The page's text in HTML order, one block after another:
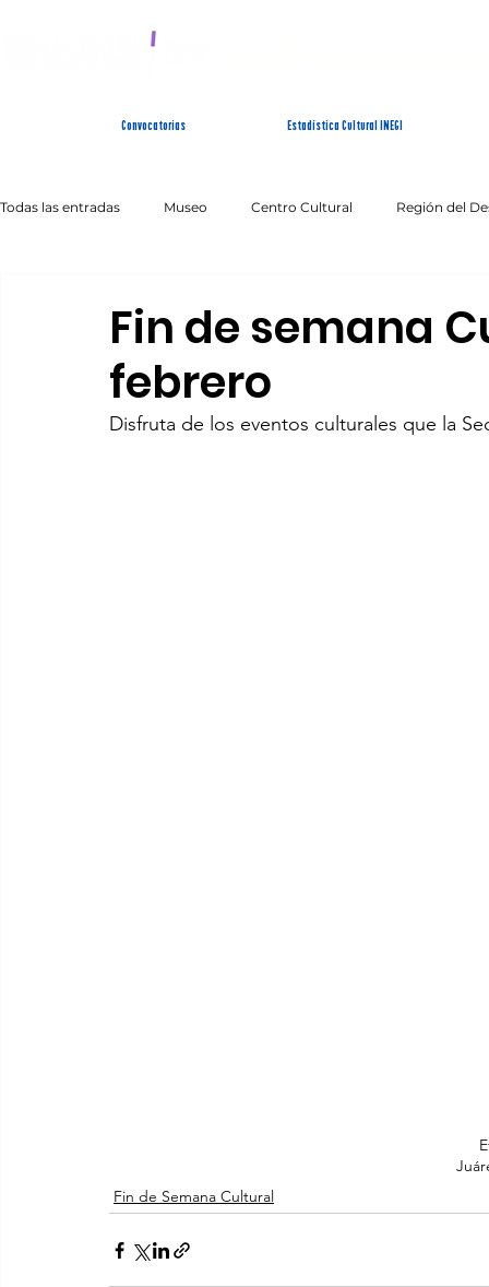
Convocatorias Estadística Cultural INEGI
Todas las entradas Museo Centro Cultural Región del
Fin de semana
febrero
Disfruta de los eventos culturales que la
Fin de Semana Cultural